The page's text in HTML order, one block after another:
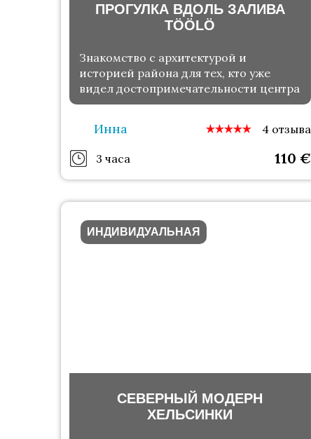
ПРОГУЛКА ВДОЛЬ ЗАЛИВА
ТÖÖLÖ
Знакомство с архитектурой и
историей района для тех, кто уже
видел достопримечательности центра
Инна 4 отзыва
3 часа 110 €
ИНДИВИДУАЛЬНАЯ
СЕВЕРНЫЙ МОДЕРН
ХЕЛЬСИНКИ